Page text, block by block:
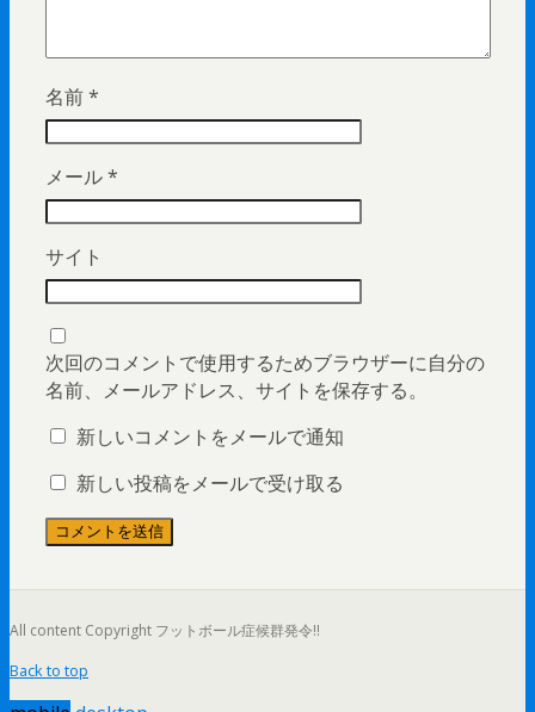
名前*
メール*
サイト
次回のコメントで使用するためブラウザーに自分の
名前、メールアドレス、サイトを保存する。
新しいコメントをメールで通知
新しい投稿をメールで受け取る
All content Copyright フットボール症候群発令!!
Back to top